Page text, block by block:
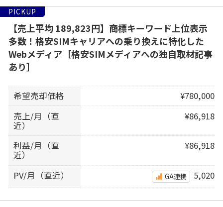
PICKUP
【売上平均 189,823円】商標キーワード上位表示
多数！格安SIMキャリアへの乗り換えに特化した
Webメディア［格安SIMメディアへの独自取材記事
あり］
希望売却価格
¥780,000
売上/月（直
近）
¥86,918
利益/月（直
近）
¥86,918
PV/月（直近） GA連携 5,020